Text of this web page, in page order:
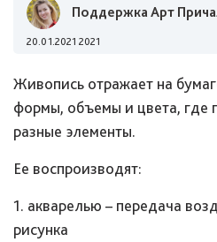
Поддержка Арт
20.01.2021 2021
Живопись отражает на
формы, объемы и цвета, где
разные элементы.
Ее воспроизводят:
1. акварелью – передача
рисунка